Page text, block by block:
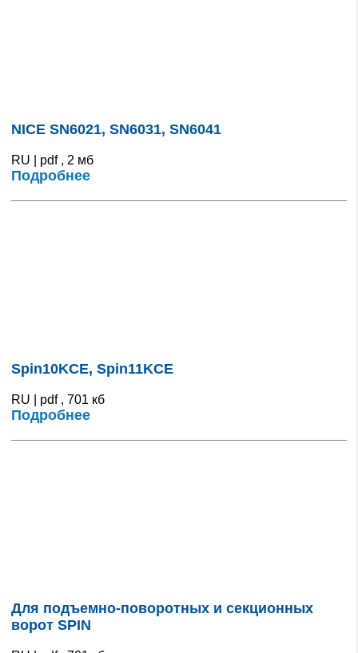
NICE SN6021, SN6031, SN6041
RU | pdf , 2 мб
Подробнее
Spin10KCE, Spin11KCE
RU | pdf , 701 кб
Подробнее
Для подъемно-поворотных и секционных
ворот SPIN